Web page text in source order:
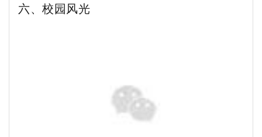
六、校园风光